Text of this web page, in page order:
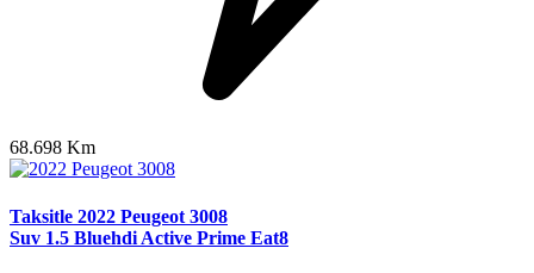
68.698 Km
Taksitle 2022 Peugeot 3008
Suv 1.5 Bluehdi Active Prime Eat8